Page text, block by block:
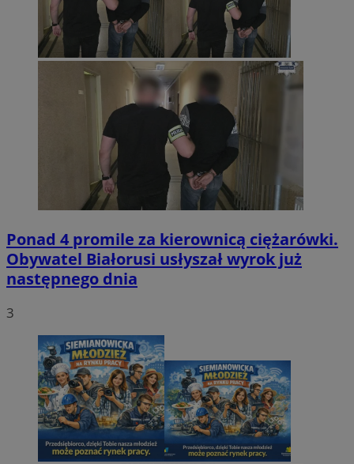
Ponad 4 promile za kierownicą ciężarówki.
Obywatel Białorusi usłyszał wyrok już
następnego dnia
3